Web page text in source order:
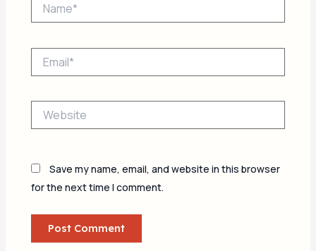
Save my name, email, and website in this browser
for the next time I comment.